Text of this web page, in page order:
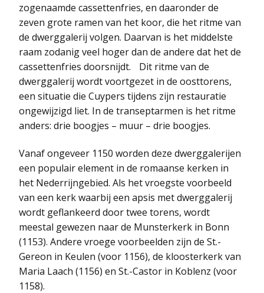
zogenaamde cassettenfries, en daaronder de
zeven grote ramen van het koor, die het ritme van
de dwerggalerij volgen. Daarvan is het middelste
raam zodanig veel hoger dan de andere dat het de
cassettenfries doorsnijdt. Dit ritme van de
dwerggalerij wordt voortgezet in de oosttorens,
een situatie die Cuypers tijdens zijn restauratie
ongewijzigd liet. In de transeptarmen is het ritme
anders: drie boogjes – muur – drie boogjes.
Vanaf ongeveer 1150 worden deze dwerggalerijen
een populair element in de romaanse kerken in
het Nederrijngebied. Als het vroegste voorbeeld
van een kerk waarbij een apsis met dwerggalerij
wordt geflankeerd door twee torens, wordt
meestal gewezen naar de Munsterkerk in Bonn
(1153). Andere vroege voorbeelden zijn de St.-
Gereon in Keulen (voor 1156), de kloosterkerk van
Maria Laach (1156) en St.-Castor in Koblenz (voor
1158).